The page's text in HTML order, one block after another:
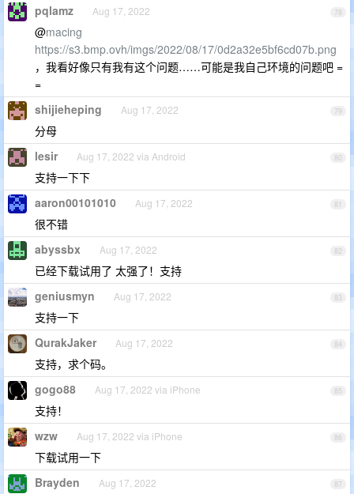
78
pqlamz Aug 17, 2022
@macing
https://s3.bmp.ovh/imgs/2022/08/17/0d2a32e5bf6cd07b.png
，我看好像只有我有这个问题……可能是我自己环境的问题吧 =
=
79
shijieheping Aug 17, 2022
分母
80
lesir Aug 17, 2022 via Android
支持一下下
81
aaron00101010 Aug 17, 2022
很不错
82
abyssbx Aug 17, 2022
已经下载试用了 太强了！支持
83
geniusmyn Aug 17, 2022
支持一下
84
QurakJaker Aug 17, 2022
支持，求个码。
85
gogo88 Aug 17, 2022 via iPhone
支持！
86
wzw Aug 17, 2022 via iPhone
下载试用一下
87
Brayden Aug 17, 2022